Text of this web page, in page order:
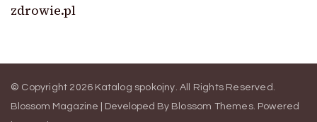
zdrowie.pl
© Copyright 2026 Katalog spokojny . All Rights Reserved.
Blossom Magazine | Developed By Blossom Themes. Powered